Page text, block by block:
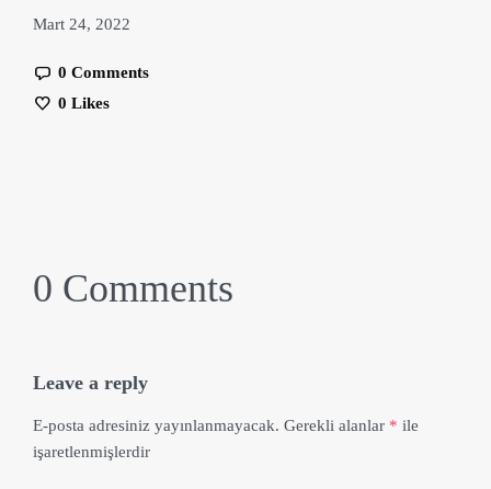
Mart 24, 2022
0 Comments
0 Likes
0 Comments
Leave a reply
E-posta adresiniz yayınlanmayacak. Gerekli alanlar * ile
işaretlenmişlerdir